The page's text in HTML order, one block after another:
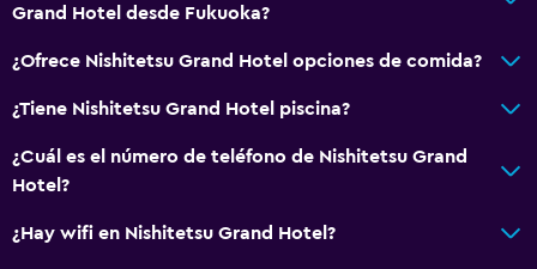
Grand Hotel desde Fukuoka?
¿Ofrece Nishitetsu Grand Hotel opciones de comida?
¿Tiene Nishitetsu Grand Hotel piscina?
¿Cuál es el número de teléfono de Nishitetsu Grand
Hotel?
¿Hay wifi en Nishitetsu Grand Hotel?